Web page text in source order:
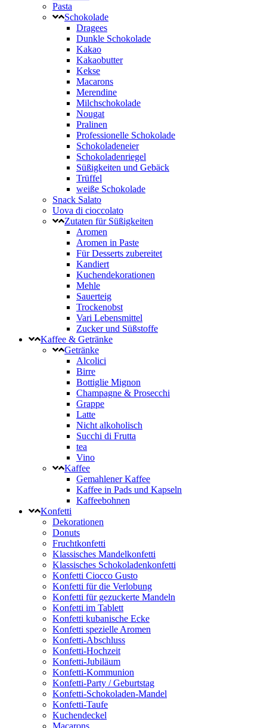
Pasta
Schokolade
Dragees
Dunkle Schokolade
Kakao
Kakaobutter
Kekse
Macarons
Merendine
Milchschokolade
Nougat
Pralinen
Professionelle Schokolade
Schokoladeneier
Schokoladenriegel
Süßigkeiten und Gebäck
Trüffel
weiße Schokolade
Snack Salato
Uova di cioccolato
Zutaten für Süßigkeiten
Aromen
Aromen in Paste
Für Desserts zubereitet
Kandiert
Kuchendekorationen
Mehle
Sauerteig
Trockenobst
Vari Lebensmittel
Zucker und Süßstoffe
Kaffee & Getränke
Getränke
Alcolici
Birre
Bottiglie Mignon
Champagne & Prosecchi
Grappe
Latte
Nicht alkoholisch
Succhi di Frutta
tea
Vino
Kaffee
Gemahlener Kaffee
Kaffee in Pads und Kapseln
Kaffeebohnen
Konfetti
Dekorationen
Donuts
Fruchtkonfetti
Klassisches Mandelkonfetti
Klassisches Schokoladenkonfetti
Konfetti Ciocco Gusto
Konfetti für die Verlobung
Konfetti für gezuckerte Mandeln
Konfetti im Tablett
Konfetti kubanische Ecke
Konfetti spezielle Aromen
Konfetti-Abschluss
Konfetti-Hochzeit
Konfetti-Jubiläum
Konfetti-Kommunion
Konfetti-Party / Geburtstag
Konfetti-Schokoladen-Mandel
Konfetti-Taufe
Kuchendeckel
Macarons